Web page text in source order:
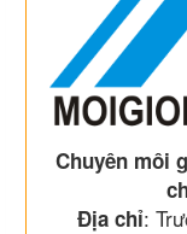
Chuyên môi
Địa chỉ: